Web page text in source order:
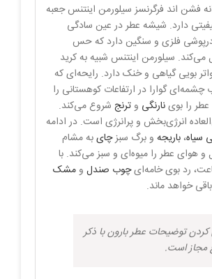
فشن اند فرگرنسز سیلورمن اینتنس جعبه
دارد. شیشه عطر در عین سادگی
فلزی و سنگین دارد که حس
می‌کند. سیلورمن اینتنس شبیه به کرید
بویی گیاهی و خنک دارد. رایحه‌ای که
گوارا در ارتفاعات کوهستانی را
را بوینارنگی وترنجشروع می‌کند.
انرژی‌بخش و پرانرژی است. در ادامه
سیاه، باریجهو برگ سبزچایبه مشام
هوای عطر را میوه‌ای و سبز می‌کند. با
رد بوی خامه‌ایچوب صندلومشک
خواهد ماند.
توضیحات عطر بارون با ذکر
مجاز است.